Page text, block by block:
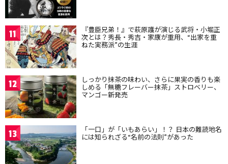
11 『豊臣兄弟！』で萩原護が演じる武将・小堀正
次とは？秀長・秀吉・家康が重用、“出家を重
ねた実務派”の生涯
12 しっかり抹茶の味わい、さらに果実の香りも楽
しめる「無糖フレーバー抹茶」ストロベリー、
マンゴー新発売
13 「一口」が「いもあらい」！？ 日本の難読地名
には知られざる“名前の法則”があった